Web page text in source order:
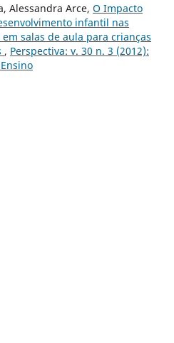
Alessandra Arce, O Impacto
infantil nas
salas de aula para crianças
, Perspectiva: v. 30 n. 3 (2012):